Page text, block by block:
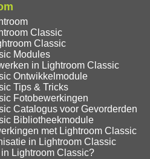
Classic
Classic
Modules
in Lightroom Classic
Ontwikkelmodule
Tips & Tricks
Fotobewerkingen
Catalogus voor Gevorderden
Bibliotheekmodule
met Lightroom Classic
in Lightroom Classic
Lightroom Classic?